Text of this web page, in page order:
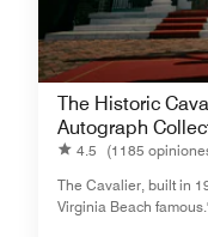
The Historic
Autograph
4.5 (1185
The Cavalier, built in
Virginia Beach